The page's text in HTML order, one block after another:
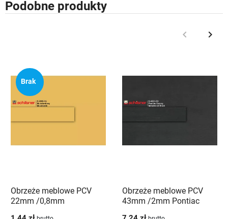
Podobne produkty
Poprzedni
keyboard_arrow_left keyboard_arrow_right
Brak
Obrzeże meblowe PCV
22mm /0,8mm
Obrzeże meblowe PCV
43mm /2mm Pontiac